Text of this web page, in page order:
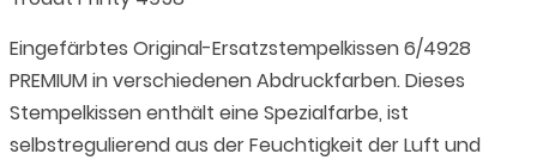
Eingefärbtes Original-Ersatzstempelkissen 6/4928
PREMIUM in verschiedenen Abdruckfarben. Dieses
Stempelkissen enthält eine Spezialfarbe, ist
selbstregulierend aus der Feuchtigkeit der Luft und